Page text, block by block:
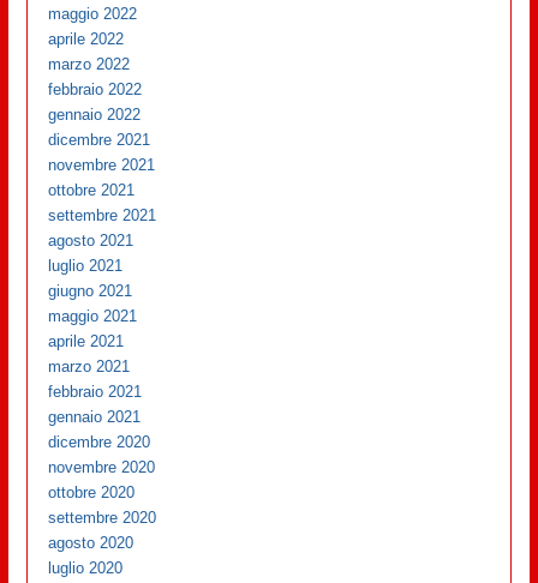
maggio 2022
aprile 2022
marzo 2022
febbraio 2022
gennaio 2022
dicembre 2021
novembre 2021
ottobre 2021
settembre 2021
agosto 2021
luglio 2021
giugno 2021
maggio 2021
aprile 2021
marzo 2021
febbraio 2021
gennaio 2021
dicembre 2020
novembre 2020
ottobre 2020
settembre 2020
agosto 2020
luglio 2020